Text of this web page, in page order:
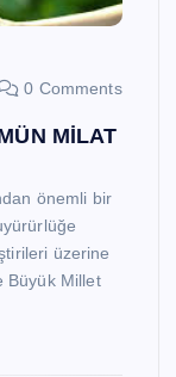
0 Comments
MİLAT
önemli bir
üzerine
Büyük Millet